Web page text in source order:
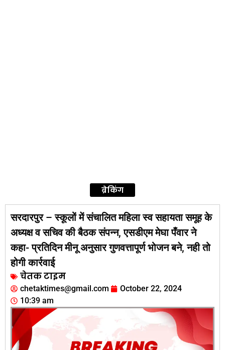
ब्रेकिंग
सरदारपुर – स्कूलों में संचालित महिला स्व सहायता समूह के
अध्यक्ष व सचिव की बैठक संपन्न, एसडीएम मेघा पँवार ने
कहा- प्रतिदिन मीनू अनुसार गुणवत्तापूर्ण भोजन बने, नही तो
होगी कार्रवाई
चेतक टाइम
chetaktimes@gmail.com
October 22, 2024
10:39 am